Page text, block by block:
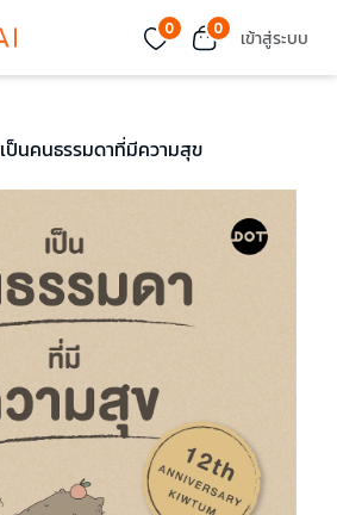
0 0 เข้าสู่ระบบ
เป็นคนธรรมดาที่มีความสุข